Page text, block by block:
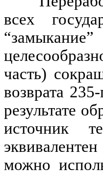
всех
часть)
возврата
результате
источник
можно